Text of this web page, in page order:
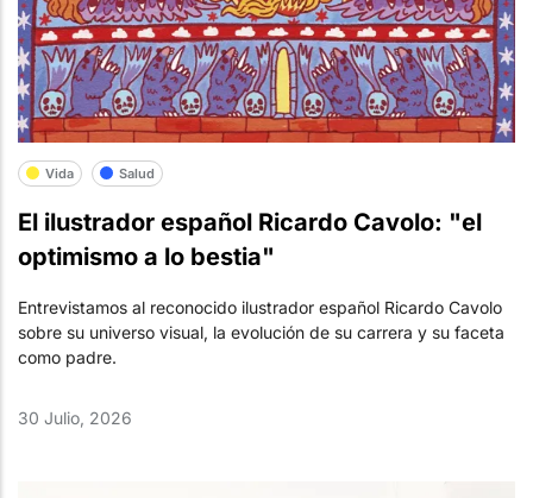
Vida Salud
El ilustrador español Ricardo Cavolo: "el
optimismo a lo bestia"
Entrevistamos al reconocido ilustrador español Ricardo Cavolo
sobre su universo visual, la evolución de su carrera y su faceta
como padre.
30 Julio, 2026